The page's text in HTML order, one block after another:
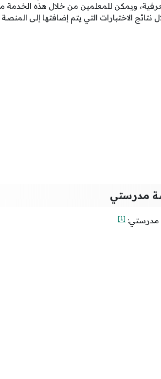
ويمكن للمعلمين من خلال هذه الخدمة
الاختبارات التي يتم إضافتها إلى المنصة
مدرستي
مدرستي: [1]